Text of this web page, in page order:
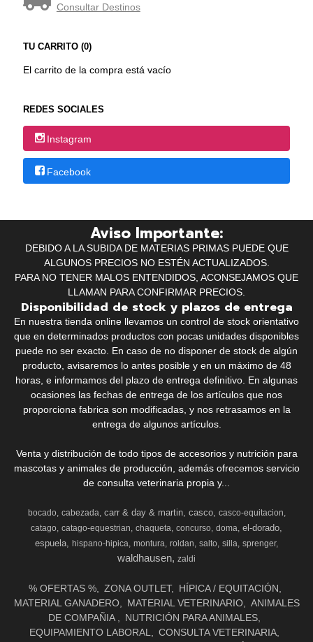
Consultar Destinos
TU CARRITO (0)
El carrito de la compra está vacío
REDES SOCIALES
Instagram
Facebook
Aviso Importante:
DEBIDO A LA SUBIDA DE MATERIAS PRIMAS PUEDE QUE
ALGUNOS PRECIOS NO ESTÉN ACTUALIZADOS.
PARA NO TENER MALOS ENTENDIDOS, ACONSEJAMOS QUE
LLAMAN PARA CONFIRMAR PRECIOS.
Disponibilidad de stock y plazos de entrega
En nuestra tienda online llevamos un control de stock orientativo
que en determinados productos con pocas unidades disponibles
puede no ser exacto. En caso de no disponer de stock de algún
producto, avisaremos lo antes posible y en un máximo de 48
horas, e informamos del plazo de entrega definitivo. En algunas
ocasiones las fechas de entrega de los artículos que nos
proporciona fabrica son modificadas, y nos retrasamos en la
entrega de algunos artículos.
Venta y distribución de todo tipos de accesorios y nutrición para
mascotas y animales de producción, además ofrecemos servicio
de consulta veterinaria propia y...
bocado cabezada carr & day & martin casco
casco-equitacion
catago catago-equestrian chaqueta concurso doma el-dorado
espuela
hispano-hipica montura roldan salto silla sprenger
waldhausen zaldi
% OFERTAS % ZONA OUTLET
HÍPICA / EQUITACIÓN
MATERIAL GANADERO
MATERIAL VETERINARIO
ANIMALES
DE COMPAÑIA
NUTRICIÓN PARA ANIMALES
EQUIPAMIENTO LABORAL
CONSULTA VETERINARIA